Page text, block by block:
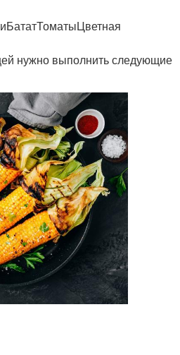
нужно выполнить следующие